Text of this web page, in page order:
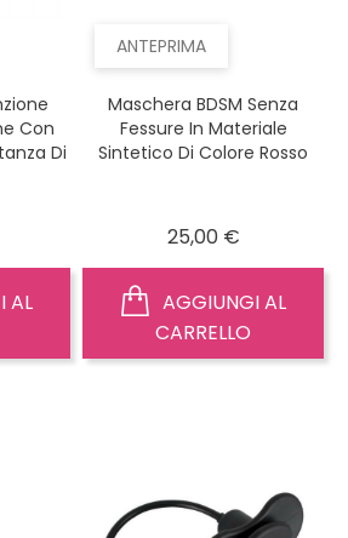
Con
Di
ANTEPRIMA
Maschera BDSM Senza
Fessure In Materiale
Sintetico Di Colore Rosso
25,00 €Prezzo
CARRELLO